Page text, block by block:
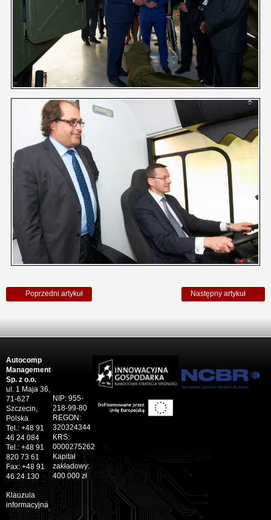
Poprzedni artykuł Następny artykuł
Autocomp
Management
Sp. z o.o.
ul. 1 Maja 36,
71-627
Szczecin,
Polska
Tel.: +48 91
46 24 084
Tel.: +48 91
820 73 61
Fax: +48 91
46 24 130
Klauzula
informacyjna
NIP: 955-
218-99-80
REGON:
320324344
KRS:
0000275262
Kapitał
zakładowy:
400 000 zł